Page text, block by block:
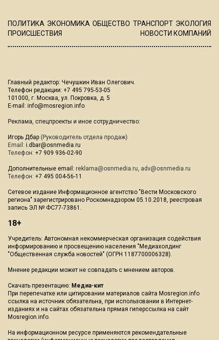
ПОЛИТИКА ЭКОНОМИКА ОБЩЕСТВО ТРАНСПОРТ ЭКОЛОГИЯ
ПРОИСШЕСТВИЯ
НОВОСТИ КОМПАНИЙ
Главный редактор: Чечушкин Иван Олегович.
Телефон редакции: +7 495 795-53-05
101000, г. Москва, ул. Покровка, д. 5
E-mail: info@mosregion.info
Реклама, спецпроекты и иное сотрудничество:
Игорь Дбар (Руководитель отдела продаж)
Email: i.dbar@osnmedia.ru
Телефон: +7 909 936-02-90
Дополнительные email: reklama@osnmedia.ru, adv@osnmedia.ru
Телефон: +7 495 004-56-11
Сетевое издание Информационное агентство "Вести Московского
региона" зарегистрировано Роскомнадзором 05.10.2018, реестровая
запись ЭЛ № ФС77-73861.
18+
Учредитель: Автономная некоммерческая организация содействия
информированию и просвещению населения "Медиахолдинг
"Общественная служба новостей" (ОГРН 1187700006328).
Мнение редакции может не совпадать с мнением авторов.
Скачать презентацию: Медиа-кит
При перепечатке или цитировании материалов сайта Mosregion.info
ссылка на источник обязательна, при использовании в Интернет-
изданиях и на сайтах обязательна прямая гиперссылка на сайт
Mosregion.info.
На информационном ресурсе применяются рекомендательные